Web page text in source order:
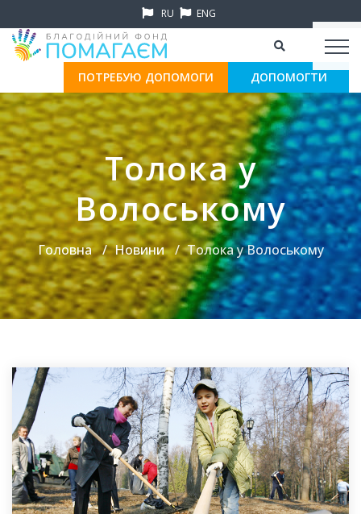
RU ENG
ПОТРЕБУЮ ДОПОМОГИ ДОПОМОГТИ
Толока у
Волоському
Головна Новини Толока у Волоському